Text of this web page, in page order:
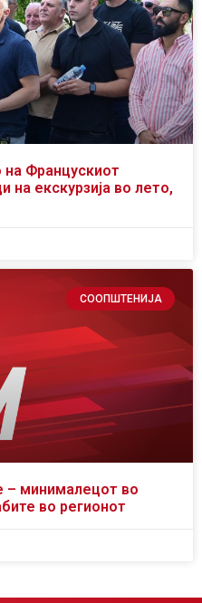
Францускиот
на екскурзија во лето,
СООПШТЕНИЈА
– минималецот во
во регионот